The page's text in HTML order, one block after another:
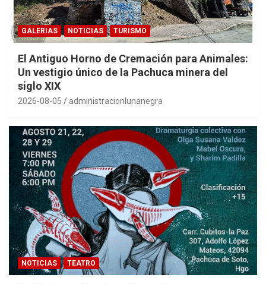
GALERIAS NOTICIAS TURISMO
El Antiguo Horno de Cremación para Animales:
Un vestigio único de la Pachuca minera del
siglo XIX
2026-08-05 administracionlunanegra
NOTICIAS TEATRO